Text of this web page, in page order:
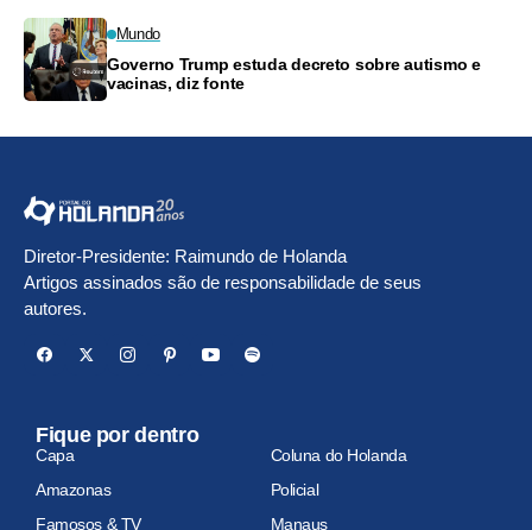
Mundo
Governo Trump estuda decreto sobre autismo e
vacinas, diz fonte
Diretor-Presidente: Raimundo de Holanda
Artigos assinados são de responsabilidade de seus
autores.
Fique por dentro
Capa
Coluna do Holanda
Amazonas
Policial
Famosos & TV
Manaus